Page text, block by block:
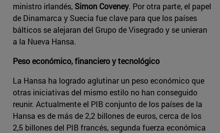
ministro irlandés, Simon Coveney. Por otra parte, el papel
de Dinamarca y Suecia fue clave para que los países
bálticos se alejaran del Grupo de Visegrado y se unieran
a la Nueva Hansa.
Peso económico, financiero y tecnológico
La Hansa ha logrado aglutinar un peso económico que
otras iniciativas del mismo estilo no han conseguido
reunir. Actualmente el PIB conjunto de los países de la
Hansa es de más de 2,2 billones de euros, cerca de los
2,5 billones del PIB francés, segunda fuerza económica